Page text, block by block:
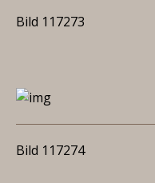
Bild 117273
Bild 117274